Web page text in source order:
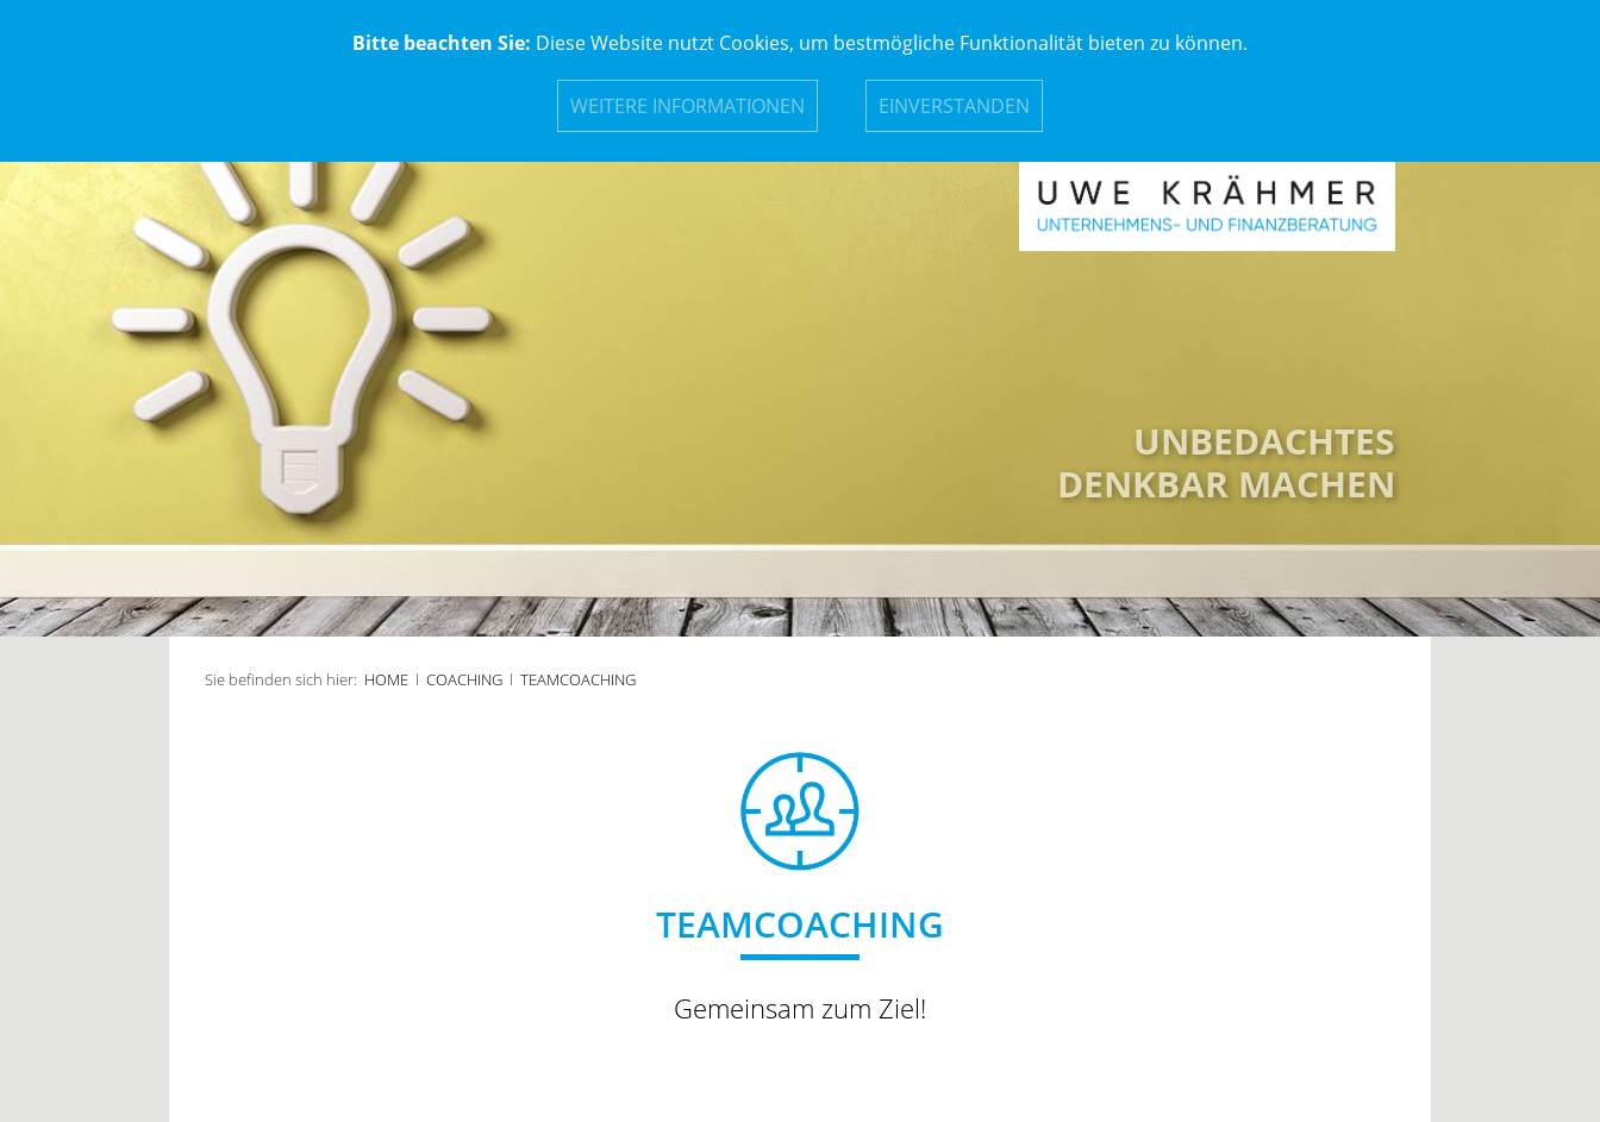
Bitte beachten Sie: Diese Website nutzt Cookies, um bestmögliche Funktionalität bieten zu können.
WEITERE INFORMATIONEN EINVERSTANDEN
IMPRESSUM DISCLAIMER DATENSCHUTZ
UNBEDACHTES
DENKBAR MACHEN
Sie befinden sich hier: HOME l COACHING l TEAMCOACHING
TEAMCOACHING
Gemeinsam zum Ziel!